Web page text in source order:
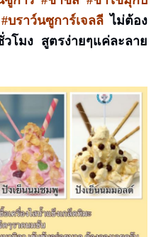
#บราว์นซูการ์เจลลี ไม่ต้อง
วโมง สูตรง่ายๆแค่ละลาย